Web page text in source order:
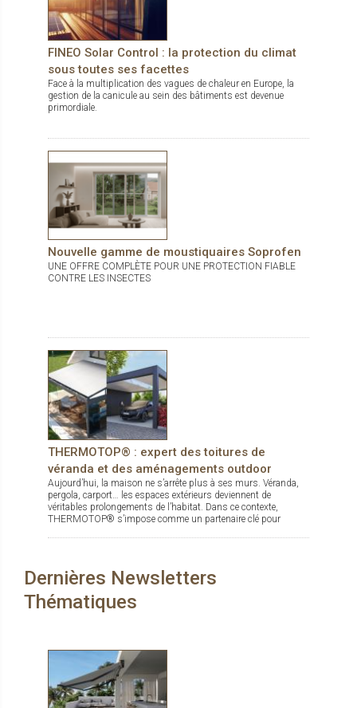
FINEO Solar Control : la protection du climat
sous toutes ses facettes
Face à la multiplication des vagues de chaleur en Europe, la
gestion de la canicule au sein des bâtiments est devenue
primordiale.
Nouvelle gamme de moustiquaires Soprofen
UNE OFFRE COMPLÈTE POUR UNE PROTECTION FIABLE
CONTRE LES INSECTES
THERMOTOP® : expert des toitures de
véranda et des aménagements outdoor
Aujourd’hui, la maison ne s’arrête plus à ses murs. Véranda,
pergola, carport… les espaces extérieurs deviennent de
véritables prolongements de l’habitat. Dans ce contexte,
THERMOTOP® s’impose comme un partenaire clé pour
Dernières Newsletters
Thématiques